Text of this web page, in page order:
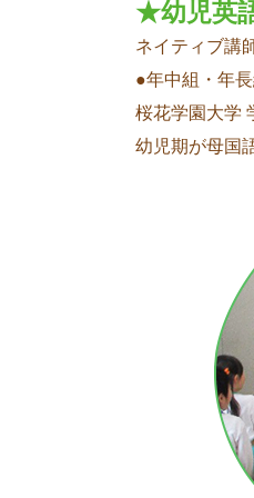
★幼児英
ネイティブ講
●年中組・年長
桜花学園大学
幼児期が母国